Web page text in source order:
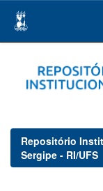
navigation
Repositório
Sergipe - RI/UFS